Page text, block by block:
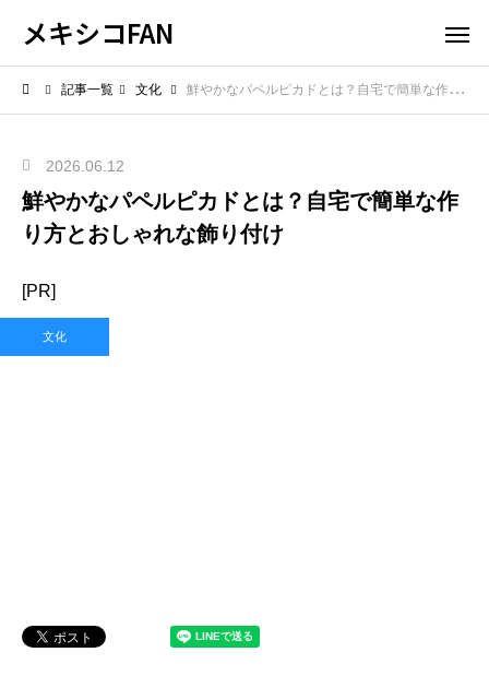
メキシコFAN
記事一覧 文化 鮮やかなパペルピカドとは？自宅で簡単な作り方とおしゃれな飾り付け
2026.06.12
鮮やかなパペルピカドとは？自宅で簡単な作
り方とおしゃれな飾り付け
[PR]
文化